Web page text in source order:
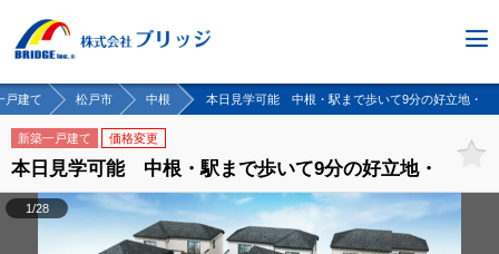
戸建て 松戸市 中根 本日見学可能 中根・駅まで歩いて9分の好立地・
新築一戸建て 価格変更
本日見学可能 中根・駅まで歩いて9分の好立地・
1/28